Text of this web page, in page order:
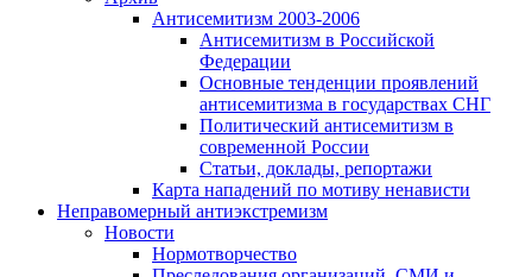
Антисемитизм 2003-2006
Антисемитизм в Российской
Федерации
Основные тенденции проявлений
антисемитизма в государствах СНГ
Политический антисемитизм в
современной России
Статьи, доклады, репортажи
Карта нападений по мотиву ненависти
Неправомерный антиэкстремизм
Новости
Нормотворчество